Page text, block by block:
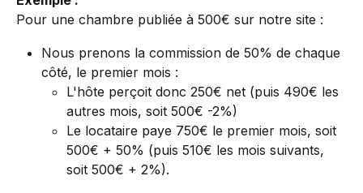
Pour une chambre publiée à 500€ sur notre site :
Nous prenons la commission de 50% de chaque
côté, le premier mois :
L'hôte perçoit donc 250€ net (puis 490€ les
autres mois, soit 500€ -2%)
Le locataire paye 750€ le premier mois, soit
500€ + 50% (puis 510€ les mois suivants,
soit 500€ + 2%).